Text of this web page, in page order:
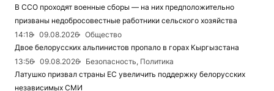
В ССО проходят военные сборы — на них предположительно
призваны недобросовестные работники сельского хозяйства
14:18
09.08.2026
Общество
Двое белорусских альпинистов пропало в горах Кыргызстана
13:56
09.08.2026
Безопасность, Политика
Латушко призвал страны ЕС увеличить поддержку белорусских
независимых СМИ